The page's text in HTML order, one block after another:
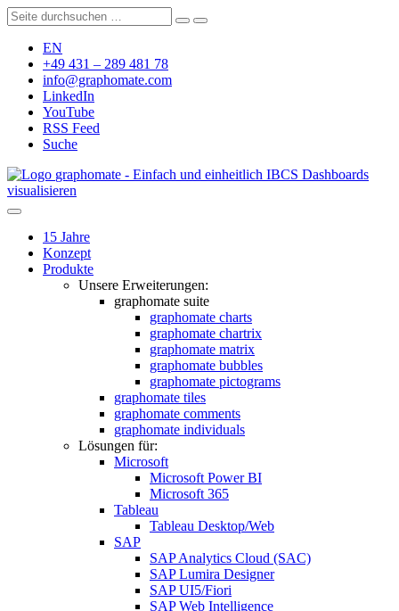
EN
+49 431 – 289 481 78
info@graphomate.com
LinkedIn
YouTube
RSS Feed
Suche
graphomate - Einfach und einheitlich IBCS Dashboards
visualisieren
15 Jahre
Konzept
Produkte
Unsere Erweiterungen:
graphomate suite
graphomate charts
graphomate chartrix
graphomate matrix
graphomate bubbles
graphomate pictograms
graphomate tiles
graphomate comments
graphomate individuals
Lösungen für:
Microsoft
Microsoft Power BI
Microsoft 365
Tableau
Tableau Desktop/Web
SAP
SAP Analytics Cloud (SAC)
SAP Lumira Designer
SAP UI5/Fiori
SAP Web Intelligence